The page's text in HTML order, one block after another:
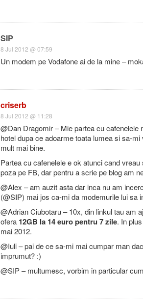
SIP
8 Jul 2012 @ 07:59
Un modem pe Vodafone ai de la mine –
criserb
8 Jul 2012 @ 11:28
@Dan Dragomir – Mie partea cu cafenelele
hotel dupa ce adoarme toata lumea si sa-
mult mai bine.
Partea cu cafenelele e ok atunci cand
poza pe FB, dar pentru a scrie pe blog am
@Alex – am auzit asta dar inca nu am
(@SIP) mai jos ca-mi da modemurile lui sa
@Adrian Ciubotaru – 10x, din linkul tau am
ofera 12GB la 14 euro pentru 7 zile. In
mai 2012.
@Iuli – pai de ce sa-mi mai cumpar man
imprumut? :)
@SIP – multumesc, vorbim in particular